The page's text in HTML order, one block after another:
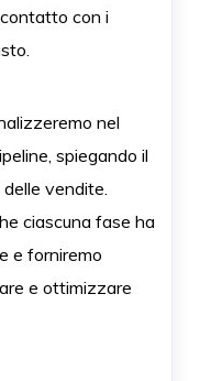
con i
nel
spiegando il
delle vendite.
ciascuna fase ha
e forniremo
e ottimizzare